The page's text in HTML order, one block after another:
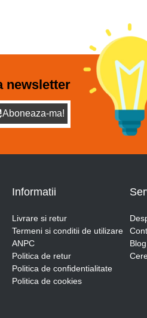
newsletter
Aboneaza-ma!
Informatii
Livrare si retur
Termeni si conditii de utilizare
ANPC
Politica de retur
Politica de confidentialitate
Politica de cookies
Blog